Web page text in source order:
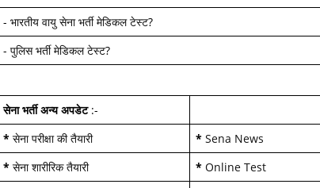
- भारतीय वायु सेना भर्ती मेडिकल टेस्ट?
- पुलिस भर्ती मेडिकल टेस्ट?
सेना भर्ती अन्य अपडेट:-
* सेना परीक्षा की तैयारी * Sena News
* सेना शारीरिक तैयारी * Online Test